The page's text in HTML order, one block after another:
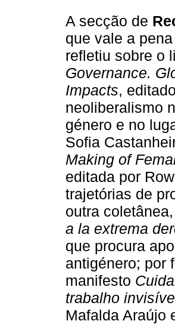
A secção de
que vale a
refletiu sobre o
Governance.
Impacts,
neoliberalismo
género e no
Sofia
Making of
editada por
trajetórias de
outra coletânea,
a la extrema
que procura
antigénero; por
manifesto
trabalho
Mafalda Araújo